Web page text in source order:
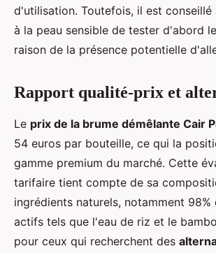
d'utilisation. Toutefois, il est conseillé
à la peau sensible de tester d'abord
raison de la présence potentielle
Rapport qualité-prix et
Le prix de la brume démêlante Cair
54 euros par bouteille, ce qui la
gamme premium du marché. Cette
tarifaire tient compte de sa
ingrédients naturels, notamment
actifs tels que l'eau de riz et le
pour ceux qui recherchent des